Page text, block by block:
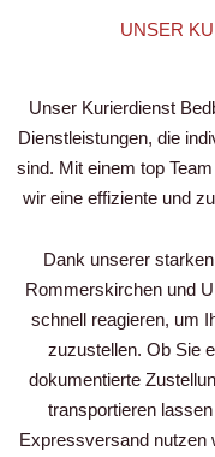
UNSER
Unser Kurierdienst
Dienstleistungen, die
sind. Mit einem top
wir eine effiziente und
Dank unserer
Rommerskirchen und
schnell reagieren, um
zuzustellen. Ob Sie
dokumentierte
transportieren
Expressversand nutzen